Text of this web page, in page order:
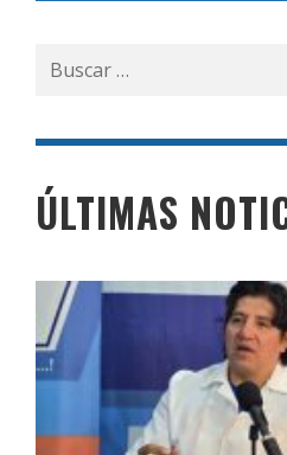
Buscar
por:
ÚLTIMAS